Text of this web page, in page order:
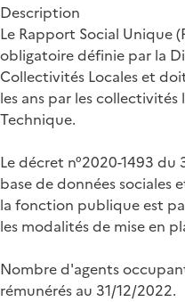
Description
Le Rapport Social Unique
obligatoire définie par la
Collectivités Locales et
les ans par les
Technique.
Le décret n°2020-1493
base de données sociales
la fonction publique est
les modalités de mise en
Nombre d'agents
rémunérés au 31/12/2022.